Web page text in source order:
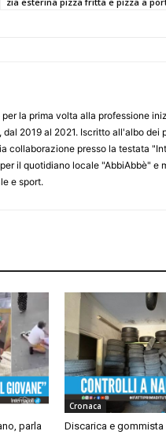
la prima volta alla professione
2019 al 2021. Iscritto all'albo dei
collaborazione presso la testata
il quotidiano locale "AbbiAbbè" e
e sport.
parla
Cronaca
Discarica e gommista